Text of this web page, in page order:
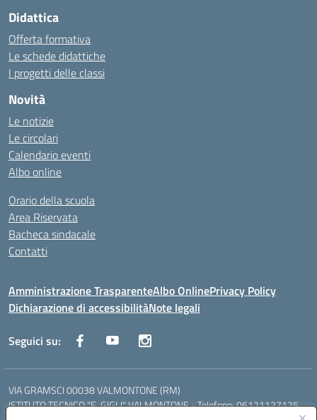
Didattica
Offerta formativa
Le schede didattiche
I progetti delle classi
Novità
Le notizie
Le circolari
Calendario eventi
Albo online
Orario della scuola
Area Riservata
Bacheca sindacale
Contatti
Amministrazione TrasparenteAlbo OnlinePrivacy Policy
Dichiarazione di accessibilitàNote legali
Seguici su:
VIA GRAMSCI 00038 VALMONTONE (RM)
ISTITUTO TECNICO "E. GIGLI" VALMONTONE - Telefono: 06121127125